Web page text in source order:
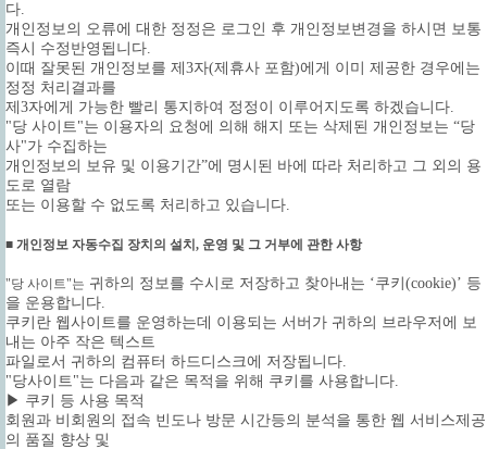
다.
개인정보의 오류에 대한 정정은 로그인 후 개인정보변경을 하시면 보통
즉시 수정반영됩니다.
이때 잘못된 개인정보를 제3자(제휴사 포함)에게 이미 제공한 경우에는
정정 처리결과를
제3자에게 가능한 빨리 통지하여 정정이 이루어지도록 하겠습니다.
"당 사이트"는 이용자의 요청에 의해 해지 또는 삭제된 개인정보는 “당
사"가 수집하는
개인정보의 보유 및 이용기간”에 명시된 바에 따라 처리하고 그 외의 용
도로 열람
또는 이용할 수 없도록 처리하고 있습니다.
■ 개인정보 자동수집 장치의 설치, 운영 및 그 거부에 관한 사항
"당 사이트"는 귀하의 정보를 수시로 저장하고 찾아내는 ‘쿠키(cookie)’ 등
을 운용합니다.
쿠키란 웹사이트를 운영하는데 이용되는 서버가 귀하의 브라우저에 보
내는 아주 작은 텍스트
파일로서 귀하의 컴퓨터 하드디스크에 저장됩니다.
"당사이트"는 다음과 같은 목적을 위해 쿠키를 사용합니다.
▶ 쿠키 등 사용 목적
회원과 비회원의 접속 빈도나 방문 시간등의 분석을 통한 웹 서비스제공
의 품질 향상 및